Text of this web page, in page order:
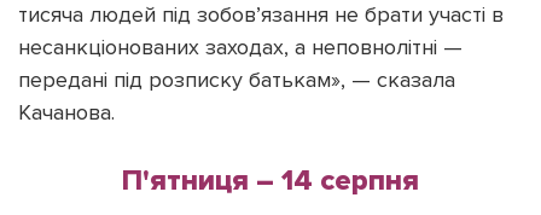
тисяча людей під зобов’язання не брати участі в
несанкціонованих заходах, а неповнолітні —
передані під розписку батькам», — сказала
Качанова.
П'ятниця – 14 серпня